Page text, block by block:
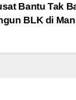
Bantu Tak
BLK di